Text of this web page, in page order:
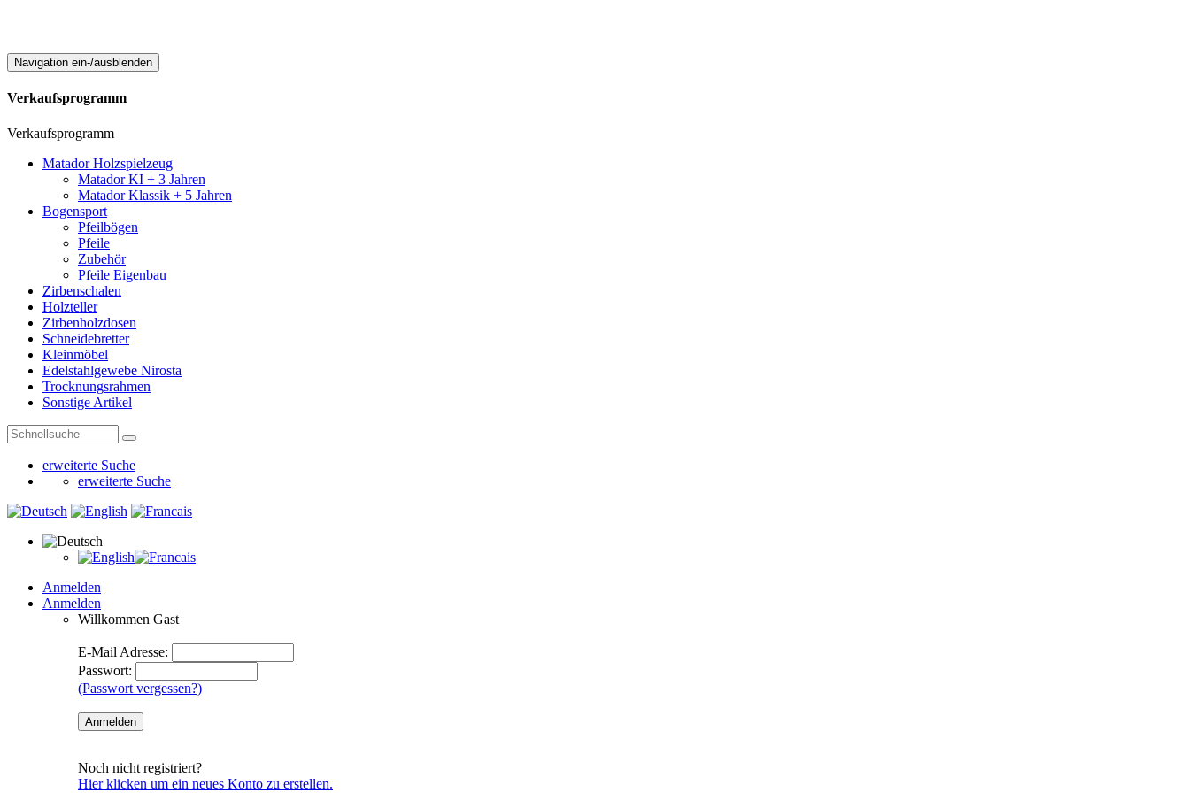
Navigation ein-/ausblenden
Verkaufsprogramm
Verkaufsprogramm
Matador Holzspielzeug
Matador KI + 3 Jahren
Matador Klassik + 5 Jahren
Bogensport
Pfeilbögen
Pfeile
Zubehör
Pfeile Eigenbau
Zirbenschalen
Holzteller
Zirbenholzdosen
Schneidebretter
Kleinmöbel
Edelstahlgewebe Nirosta
Trocknungsrahmen
Sonstige Artikel
erweiterte Suche
erweiterte Suche
Anmelden
Anmelden
Willkommen Gast
E-Mail Adresse:
Passwort:
(Passwort vergessen?)
Noch nicht registriert?
Hier klicken um ein neues Konto zu erstellen.